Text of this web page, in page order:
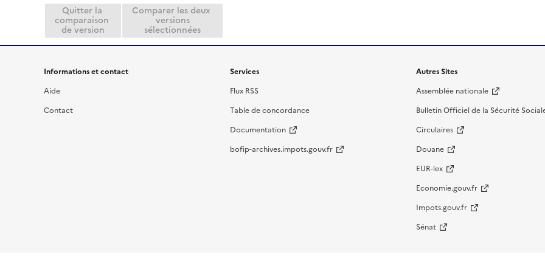
Quitter la
comparaison
de version
Comparer les deux
versions
sélectionnées
Informations et contact
Aide
Contact
Services
Flux RSS
Table de concordance
Documentation
bofip-archives.impots.gouv.fr
Autres Sites
Assemblée nationale
Bulletin Officiel de la Sécurité
Circulaires
Douane
EUR-lex
Economie.gouv.fr
Impots.gouv.fr
Sénat